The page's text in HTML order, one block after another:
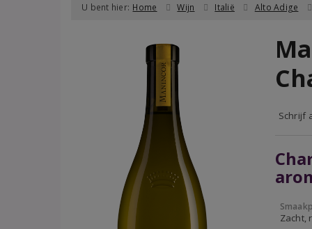
U bent hier: Home Wijn Italië Alto Adige
Schrijf
Zacht,